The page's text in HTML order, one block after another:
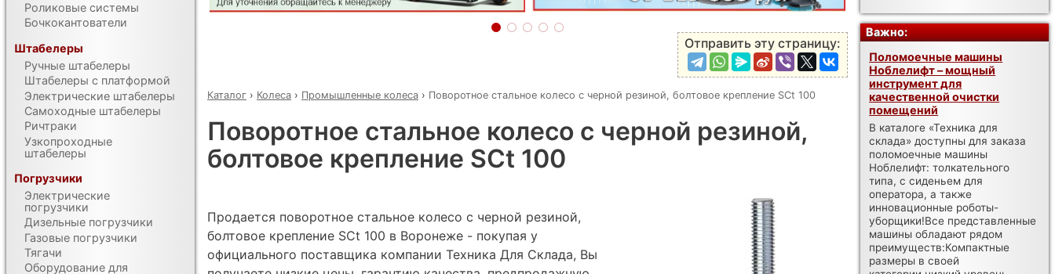
Отправить эту страницу:
Каталог › Колеса › Промышленные колеса › Поворотное стальное колесо с черной резиной, болтовое крепление SCt 100
Поворотное стальное колесо с черной резиной,
болтовое крепление SCt 100
Продается поворотное стальное колесо с черной резиной,
болтовое крепление SCt 100 в Воронеже - покупая у
официального поставщика компании Техника Для Склада, Вы
Роликовые системы
Бочкокантователи
Штабелеры
Ручные штабелеры
Штабелеры с платформой
Электрические штабелеры
Самоходные штабелеры
Ричтраки
Узкопроходные
штабелеры
Погрузчики
Электрические
погрузчики
Дизельные погрузчики
Газовые погрузчики
Тягачи
Оборудование для
Важно:
Поломоечные машины
Ноблелифт – мощный
инструмент для
качественной очистки
помещений
В каталоге «Техника для
склада» доступны для заказа
поломоечные машины
Ноблелифт: толкательного
типа, с сиденьем для
оператора, а также
инновационные роботы-
уборщики!Все представленные
машины обладают рядом
преимуществ:Компактные
размеры в своей